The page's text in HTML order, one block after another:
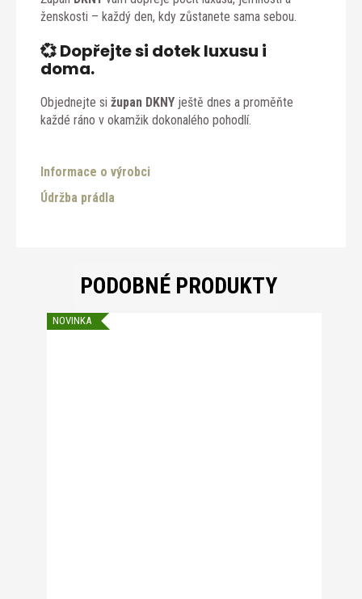
ženskosti – každý den, kdy zůstanete sama sebou.
💞Dopřejte si dotek luxusu i
doma.
Objednejte si župan DKNY ještě dnes a proměňte
každé ráno v okamžik dokonalého pohodlí.
Informace o výrobci
Údržba prádla
PODOBNÉ PRODUKTY
NOVINKA